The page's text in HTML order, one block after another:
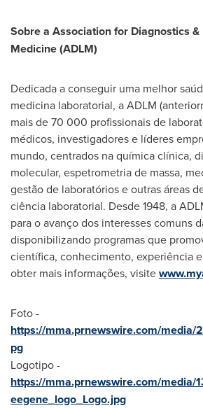
Sobre a Association for Diagnostics
Medicine (ADLM)
Dedicada a conseguir uma melhor
medicina laboratorial, a ADLM
mais de 70 000 profissionais de
médicos, investigadores e líderes
mundo, centrados na química clínica,
molecular, espetrometria de massa,
gestão de laboratórios e outras áreas
ciência laboratorial. Desde 1948, a
para o avanço dos interesses comuns
disponibilizando programas que
científica, conhecimento, experiência
obter mais informações, visite
Foto -
https://mma.prnewswire.com/media/
pg
Logotipo -
https://mma.prnewswire.com/media/
eegene_logo_Logo.jpg